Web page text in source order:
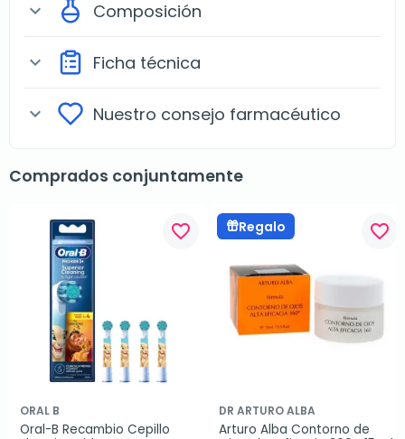
expand_more Composición
expand_more Ficha técnica
expand_more Nuestro consejo farmacéutico
Comprados conjuntamente
favorite_border
ORAL B
Oral-B Recambio Cepillo
Regalo favorite_border
DR ARTURO ALBA
Arturo Alba Contorno de